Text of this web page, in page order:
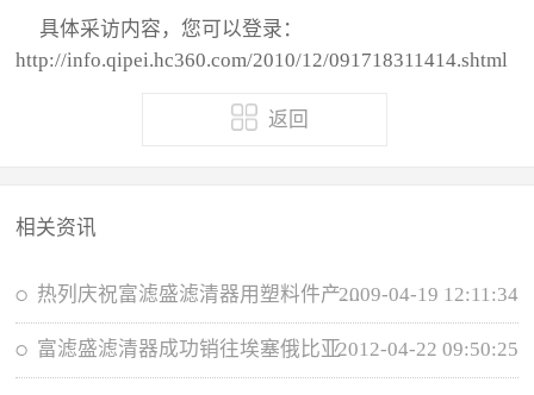
具体采访内容，您可以登录：
http://info.qipei.hc360.com/2010/12/091718311414.shtml
返回
相关资讯
热列庆祝富滤盛滤清器用塑料件产品全部实现...
2009-04-19 12:11:34
富滤盛滤清器成功销往埃塞俄比亚2012-04-22 09:50:25